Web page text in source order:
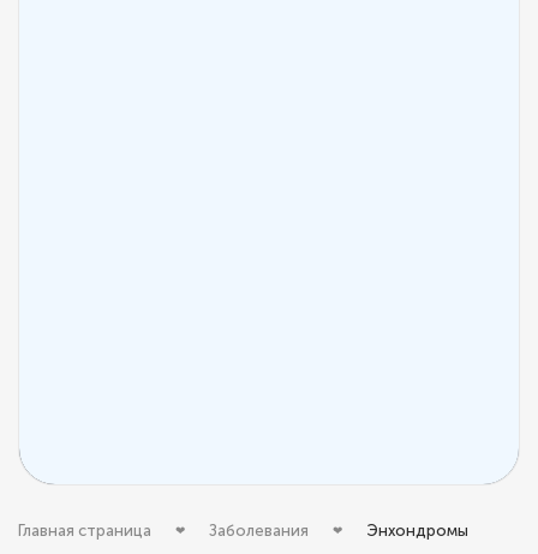
Главная страница Заболевания Энхондромы